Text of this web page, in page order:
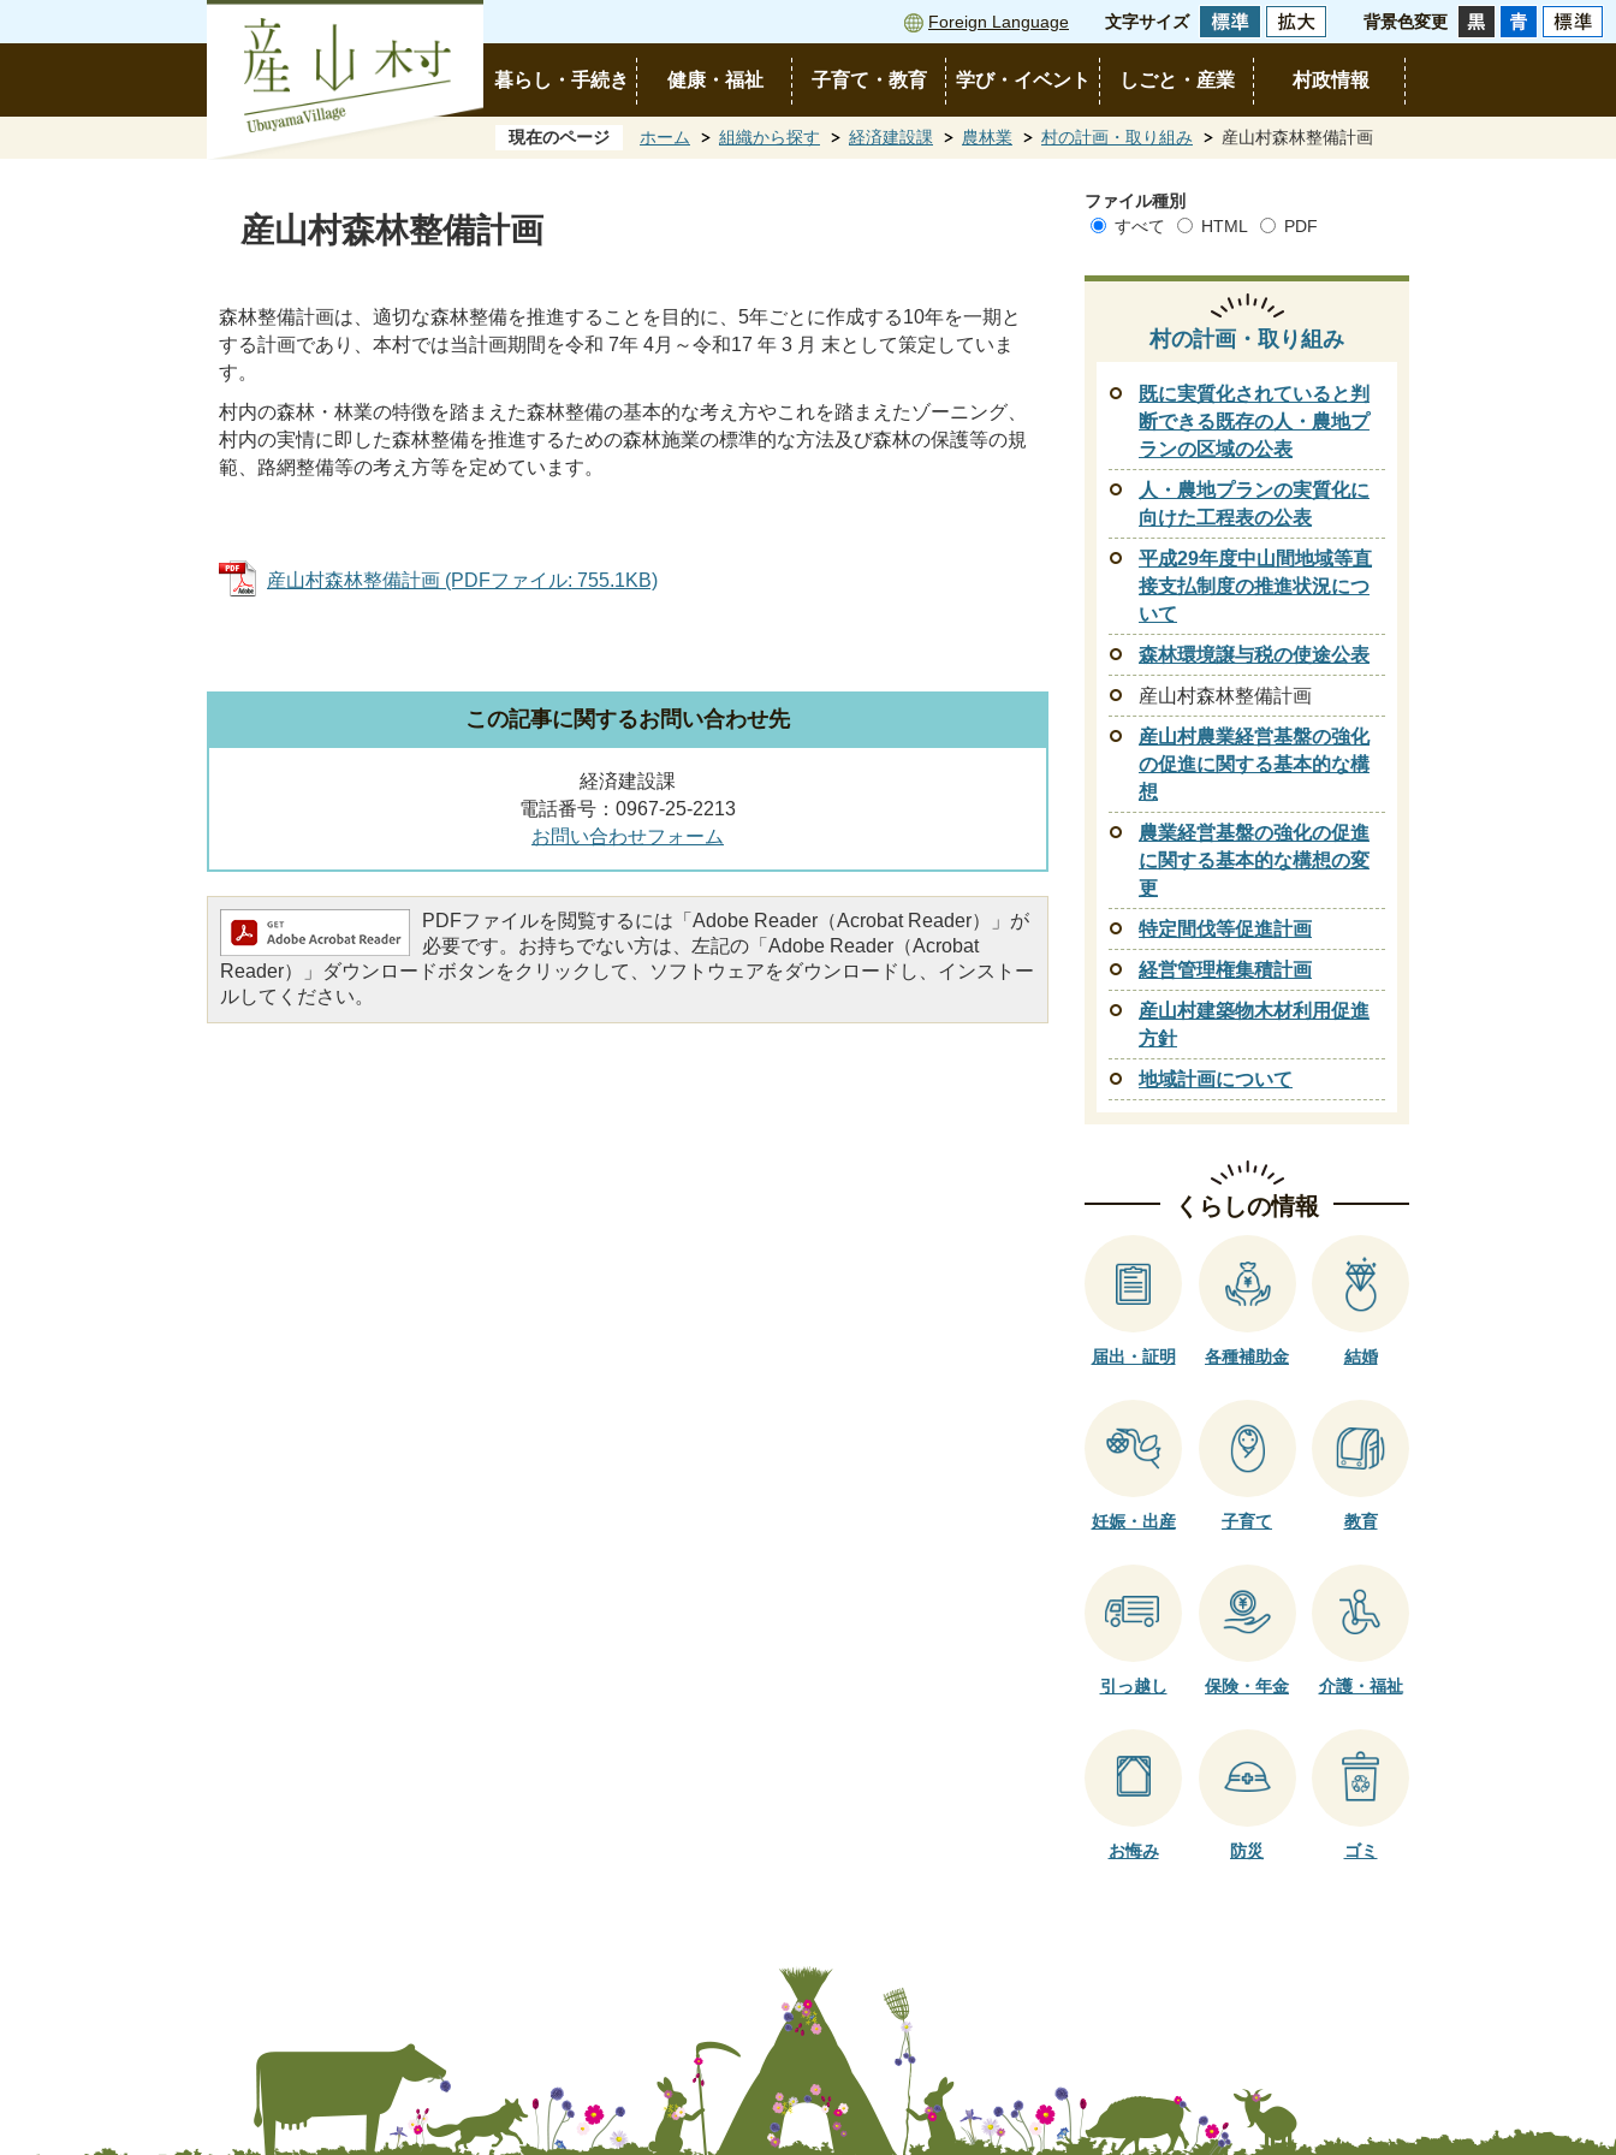
Foreign Language 文字サイズ 背景色変更
暮らし・手続き 健康・福祉 子育て・教育 学び・イベント しごと・産業 村政情報
現在のページ ホーム 組織から探す 経済建設課 農林業 村の計画・取り組み 産山村森林整備計画
産山村森林整備計画
森林整備計画は、適切な森林整備を推進することを目的に、5年ごとに作成する10年を一期と
する計画であり、本村では当計画期間を令和 7年 4月～令和17 年 3 月 末として策定していま
す。
村内の森林・林業の特徴を踏まえた森林整備の基本的な考え方やこれを踏まえたゾーニング、
村内の実情に即した森林整備を推進するための森林施業の標準的な方法及び森林の保護等の規
範、路網整備等の考え方等を定めています。
産山村森林整備計画 (PDFファイル: 755.1KB)
この記事に関するお問い合わせ先
経済建設課
電話番号：0967-25-2213
お問い合わせフォーム
PDFファイルを閲覧するには「Adobe Reader（Acrobat Reader）」が
必要です。お持ちでない方は、左記の「Adobe Reader（Acrobat
Reader）」ダウンロードボタンをクリックして、ソフトウェアをダウンロードし、インストー
ルしてください。
ファイル種別
すべて
HTML PDF
村の計画・取り組み
既に実質化されていると判
断できる既存の人・農地プ
ランの区域の公表
人・農地プランの実質化に
向けた工程表の公表
平成29年度中山間地域等直
接支払制度の推進状況につ
いて
森林環境譲与税の使途公表
産山村森林整備計画
産山村農業経営基盤の強化
の促進に関する基本的な構
想
農業経営基盤の強化の促進
に関する基本的な構想の変
更
特定間伐等促進計画
経営管理権集積計画
産山村建築物木材利用促進
方針
地域計画について
くらしの情報
届出・証明 各種補助金 結婚
妊娠・出産 子育て 教育
引っ越し 保険・年金 介護・福祉
お悔み 防災 ゴミ